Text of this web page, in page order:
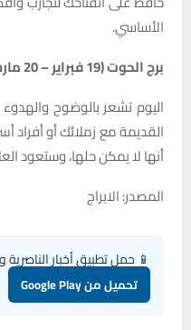
الأساسي.
برج الحوت (19 فبراير – 20 مارس):
اليوم تشعر بالوضوح
القديمة مع زملائك أو أفراد
أنها لا يمكن حلها، وستعود
المصدر: الابراج
📱 حمل تطبيق أخبار
تحميل من Google Play